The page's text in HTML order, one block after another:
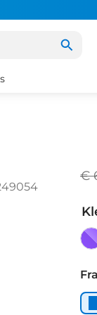
€